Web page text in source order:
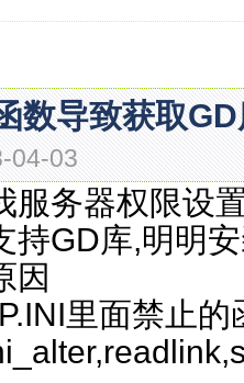
数导致获取
04-03
服务器权限设
持GD库,明明
因
里面禁止的